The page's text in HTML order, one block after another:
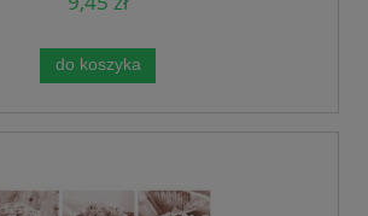
do koszyka